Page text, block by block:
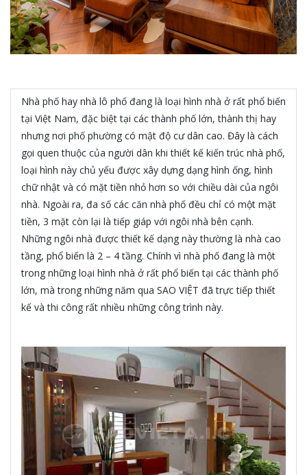
Nhà phố hay nhà lô phố đang là loại hình nhà ở rất phổ biến
tại Việt Nam, đặc biệt tại các thành phố lớn, thành thị hay
nhưng nơi phố phường có mật độ cư dân cao. Đây là cách
gọi quen thuộc của người dân khi thiết kế kiến trúc nhà phố,
loại hình này chủ yếu được xây dựng dạng hình ống, hình
chữ nhật và có mặt tiền nhỏ hơn so với chiều dài của ngôi
nhà. Ngoài ra, đa số các căn nhà phố đều chỉ có một mặt
tiền, 3 mặt còn lại là tiếp giáp với ngôi nhà bên cạnh.
Những ngôi nhà được thiết kế dạng này thường là nhà cao
tầng, phổ biến là 2 – 4 tầng. Chính vì nhà phố đang là một
trong những loại hình nhà ở rất phổ biến tại các thành phố
lớn, mà trong những năm qua SAO VIỆT đã trực tiếp thiết
kế và thi công rất nhiều những công trình này.